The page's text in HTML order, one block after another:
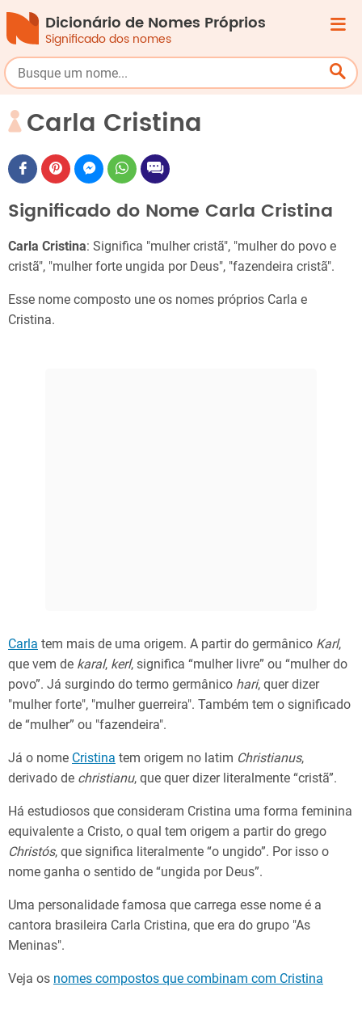
Dicionário de Nomes Próprios
Significado dos nomes
Carla Cristina
Significado do Nome Carla Cristina
Carla Cristina: Significa "mulher cristã", "mulher do povo e
cristã", "mulher forte ungida por Deus", "fazendeira cristã".
Esse nome composto une os nomes próprios Carla e
Cristina.
Carla tem mais de uma origem. A partir do germânico Karl,
que vem de karal, kerl, significa “mulher livre” ou “mulher do
povo”. Já surgindo do termo germânico hari, quer dizer
"mulher forte", "mulher guerreira". Também tem o significado
de “mulher” ou "fazendeira".
Já o nome Cristina tem origem no latim Christianus,
derivado de christianu, que quer dizer literalmente “cristã”.
Há estudiosos que consideram Cristina uma forma feminina
equivalente a Cristo, o qual tem origem a partir do grego
Christós, que significa literalmente “o ungido”. Por isso o
nome ganha o sentido de “ungida por Deus”.
Uma personalidade famosa que carrega esse nome é a
cantora brasileira Carla Cristina, que era do grupo "As
Meninas".
Veja os nomes compostos que combinam com Cristina